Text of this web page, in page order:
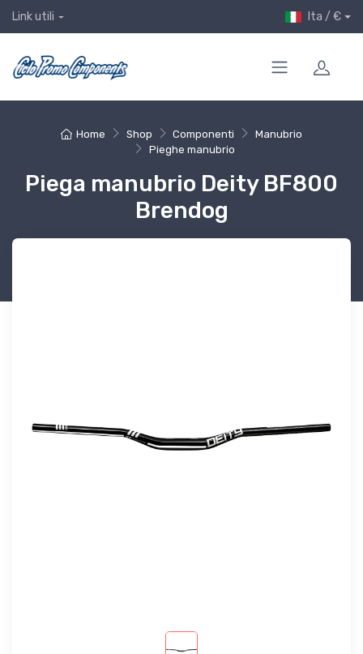
Link utili Ita / €
Home Shop Componenti
Manubrio
Pieghe manubrio
Piega manubrio Deity BF800
Brendog